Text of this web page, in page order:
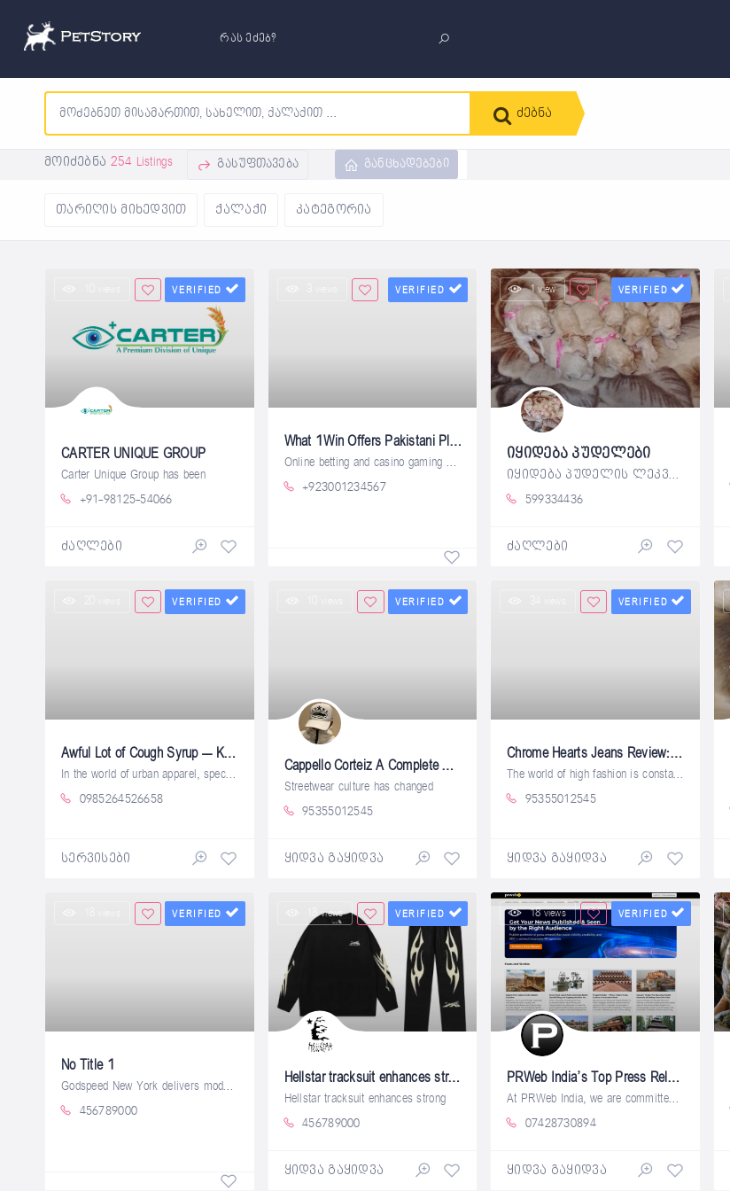
რას ეძებ?
ძებნა
მოიძებნა 254 Listings გასუფთავება განცხადებები
თარიღის მიხედვით ქალაქი კატეგორია
VERIFIED
CARTER UNIQUE GROUP
Carter Unique Group has been
+91-98125-54066
ძაღლები
VERIFIED
What 1Win Offers Pakistani Players: A Complete Overview
Online betting and casino gaming have
+923001234567
1 view VERIFIED
იყიდება პუდელები
იყიდება პუდელის ლეკვები მშობლებს აქვთ
599334436
ძაღლები
VERIFIED
Awful Lot of Cough Syrup – Koreatown NYC
In the world of urban apparel, specific
0985264526658
სერვისები
VERIFIED
Cappello Corteiz A Complete Guide for Fashion Enthusiasts
Streetwear culture has changed
95355012545
ყიდვა გაყიდვა
VERIFIED
Chrome Hearts Jeans Review: Are They Really Worth It?
The world of high fashion is constantly
95355012545
ყიდვა გაყიდვა
VERIFIED
No Title 1
Godspeed New York delivers modern
456789000
18 views VERIFIED
Hellstar tracksuit enhances strong personal style
Hellstar tracksuit enhances strong
456789000
ყიდვა გაყიდვა
18 views VERIFIED
PRWeb India’s Top Press Release Submission Website
At PRWeb India, we are committed to
07428730894
ყიდვა გაყიდვა